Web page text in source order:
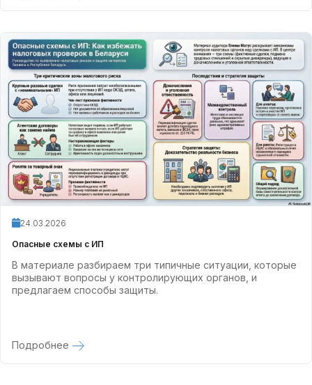
24.03.2026
Опасные схемы с ИП
В материале разбираем три типичные ситуации, которые
вызывают вопросы у контролирующих органов, и
предлагаем способы защиты.
Подробнее